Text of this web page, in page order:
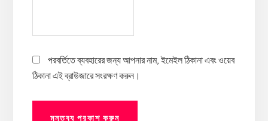
পরবর্তিতে ব্যবহারের জন্য আপনার নাম, ইমেইল ঠিকানা এবং ওয়েব
ঠিকানা এই ব্রাউজারে সংরক্ষণ করুন।